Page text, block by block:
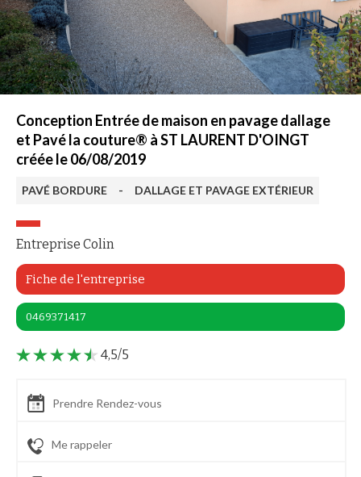
Conception Entrée de maison en pavage dallage
et Pavé la couture® à ST LAURENT D'OINGT
créée le 06/08/2019
PAVÉ BORDURE - DALLAGE ET PAVAGE EXTÉRIEUR
Entreprise Colin
Fiche de l'entreprise
0469371417
4,5/5
Prendre Rendez-vous
Me rappeler